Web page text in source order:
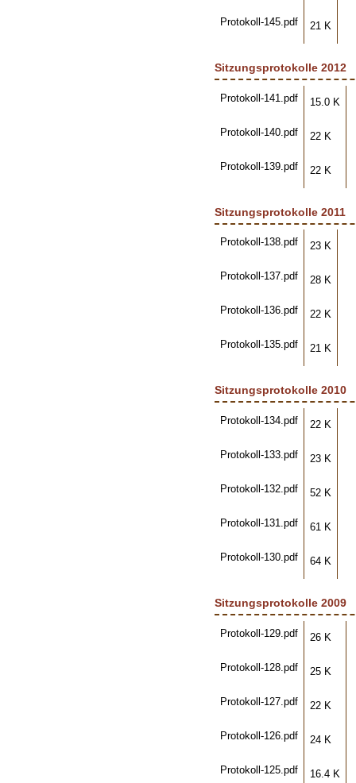
Protokoll-145.pdf 21 K
Sitzungsprotokolle 2012
Protokoll-141.pdf 15.0 K
Protokoll-140.pdf 22 K
Protokoll-139.pdf 22 K
Sitzungsprotokolle 2011
Protokoll-138.pdf 23 K
Protokoll-137.pdf 28 K
Protokoll-136.pdf 22 K
Protokoll-135.pdf 21 K
Sitzungsprotokolle 2010
Protokoll-134.pdf 22 K
Protokoll-133.pdf 23 K
Protokoll-132.pdf 52 K
Protokoll-131.pdf 61 K
Protokoll-130.pdf 64 K
Sitzungsprotokolle 2009
Protokoll-129.pdf 26 K
Protokoll-128.pdf 25 K
Protokoll-127.pdf 22 K
Protokoll-126.pdf 24 K
Protokoll-125.pdf 16.4 K